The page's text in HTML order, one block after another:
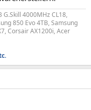
G.Skill 4000MHz CL18,
850 Evo 4TB, Samsung
Corsair AX1200i, Acer